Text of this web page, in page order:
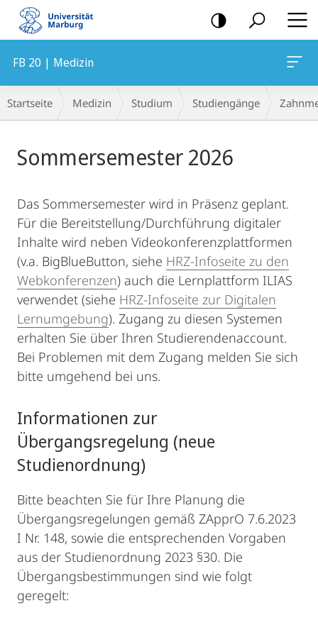
Mobile-
Navigation
FB 20 | Medizin
Breadcrumb-
Navigation
Startseite Medizin Studium Studiengänge
Sommersemester 2026
Das Sommersemester wird in Präsenz geplant.
Für die Bereitstellung/Durchführung digitaler
Inhalte wird neben Videokonferenzplattformen
(v.a. BigBlueButton, siehe HRZ-Infoseite zu den
Webkonferenzen) auch die Lernplattform ILIAS
verwendet (siehe HRZ-Infoseite zur Digitalen
Lernumgebung). Zugang zu diesen Systemen
erhalten Sie über Ihren Studierendenaccount.
Bei Problemen mit dem Zugang melden Sie sich
bitte umgehend bei uns.
Informationen zur
Übergangsregelung (neue
Studienordnung)
Bitte beachten Sie für Ihre Planung die
Übergangsregelungen gemäß ZApprO 7.6.2023
I Nr. 148, sowie die entsprechenden Vorgaben
aus der Studienordnung 2023 §30. Die
Übergangsbestimmungen sind wie folgt
geregelt: